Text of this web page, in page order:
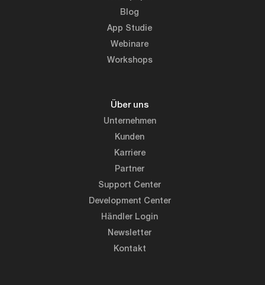
Blog
App Studie
Webinare
Workshops
Über uns
Unternehmen
Kunden
Karriere
Partner
Support Center
Development Center
Händler Login
Newsletter
Kontakt